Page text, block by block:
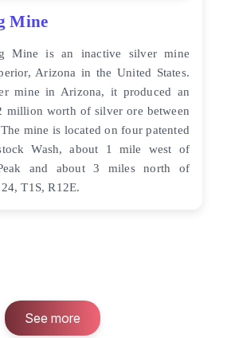
Mine
Mine is an inactive silver mine
Arizona in the United States.
mine in Arizona, it produced an
million worth of silver ore between
mine is located on four patented
Wash, about 1 mile west of
and about 3 miles north of
T1S, R12E.
See more